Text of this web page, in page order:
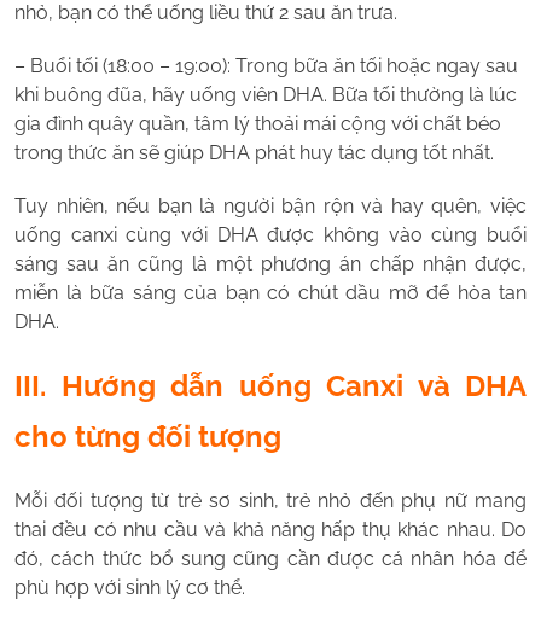
nhỏ, bạn có thể uống liều thứ 2 sau ăn trưa.
– Buổi tối (18:00 – 19:00): Trong bữa ăn tối hoặc ngay sau
khi buông đũa, hãy uống viên DHA. Bữa tối thường là lúc
gia đình quây quần, tâm lý thoải mái cộng với chất béo
trong thức ăn sẽ giúp DHA phát huy tác dụng tốt nhất.
Tuy nhiên, nếu bạn là người bận rộn và hay quên, việc
uống canxi cùng với DHA được không vào cùng buổi
sáng sau ăn cũng là một phương án chấp nhận được,
miễn là bữa sáng của bạn có chút dầu mỡ để hòa tan
DHA.
III. Hướng dẫn uống Canxi và DHA
cho từng đối tượng
Mỗi đối tượng từ trẻ sơ sinh, trẻ nhỏ đến phụ nữ mang
thai đều có nhu cầu và khả năng hấp thụ khác nhau. Do
đó, cách thức bổ sung cũng cần được cá nhân hóa để
phù hợp với sinh lý cơ thể.